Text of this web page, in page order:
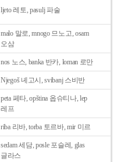
ljeto 레토, pasulj 파술
malo 말로, mnogo 므노고, osam
오삼
nos 노스, banka 반카, loman 로만
Njegoš 녜고시, svibanj 스비반
peta 페타, opština 옵슈티나, lep
레프
riba 리바, torba 토르바, mir 미르
sedam 세담, posle 포슬레, glas
글라스